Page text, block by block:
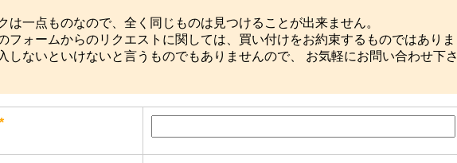
は一点ものなので、全く同じものは見つけることが出来ません。
フォームからのリクエストに関しては、買い付けをお約束するものではありま
しないといけないと言うものでもありませんので、 お気軽にお問い合わせ下さ
*